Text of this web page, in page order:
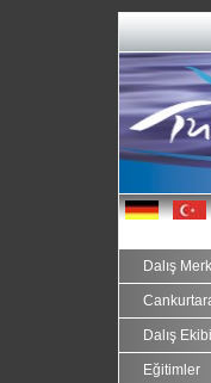
...
Dalış
Dalış
Eğitimler